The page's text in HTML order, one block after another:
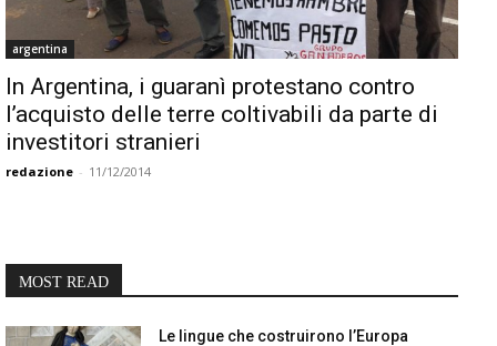
argentina
In Argentina, i guaranì protestano contro
l’acquisto delle terre coltivabili da parte di
investitori stranieri
redazione - 11/12/2014
MOST READ
Le lingue che costruirono l’Europa